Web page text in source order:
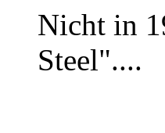
Nicht in
Steel"....